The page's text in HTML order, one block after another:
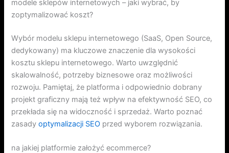
modele sklepów internetowych – jaki wybrać, by
zoptymalizować koszt?
Wybór modelu sklepu internetowego (SaaS, Open Source,
dedykowany) ma kluczowe znaczenie dla wysokości
kosztu sklepu internetowego. Warto uwzględnić
skalowalność, potrzeby biznesowe oraz możliwości
rozwoju. Pamiętaj, że platforma i odpowiednio dobrany
projekt graficzny mają też wpływ na efektywność SEO, co
przekłada się na widoczność i sprzedaż. Warto poznać
zasadyoptymalizacji SEO przed wyborem rozwiązania.
na jakiej platformie założyć ecommerce?